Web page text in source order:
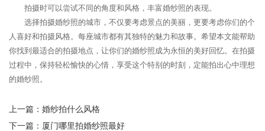
拍摄时可以尝试不同的角度和风格，丰富婚纱照的表现。
选择拍摄婚纱照的城市，不仅要考虑景点的美丽，更要考虑你们的个
人喜好和拍摄风格。每座城市都有其独特的魅力和故事。希望本文能帮助
你找到最适合的拍摄地点，让你们的婚纱照成为永恒的美好回忆。在拍摄
过程中，保持轻松愉快的心情，享受这个特别的时刻，定能拍出心中理想
的婚纱照。
上一篇： 婚纱拍什么风格
下一篇： 厦门哪里拍婚纱照最好